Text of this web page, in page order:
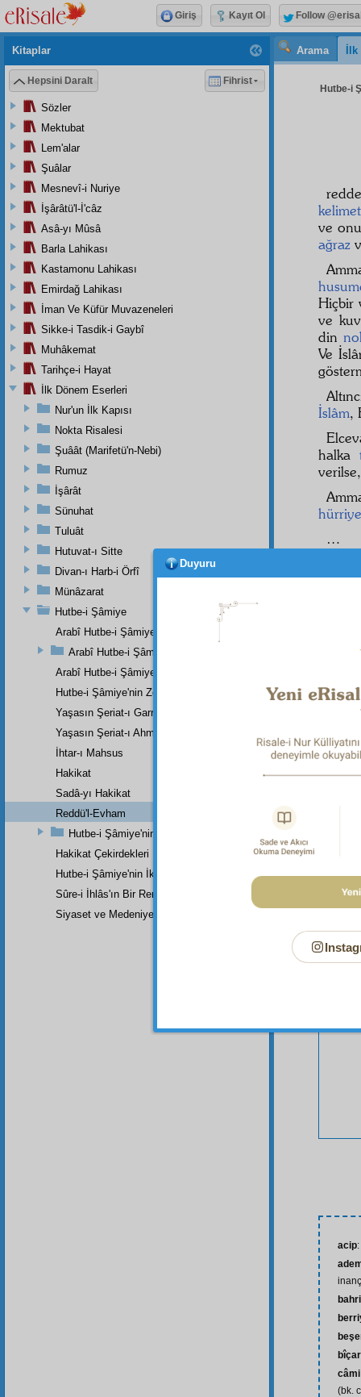
Arama
Hutbe-i
ve
ağraz
Hiçbir
ve
din
Ve
İslâm,
halka
…
Bu
acip
câmi
(bk.
Kitaplar
Hepsini Daralt Fihrist
Sözler
Mektubat
Lem'alar
Şuâlar
Mesnevî-i Nuriye
İşârâtü'l-İ'câz
Asâ-yı Mûsâ
Barla Lahikası
Kastamonu Lahikası
Emirdağ Lahikası
İman Ve Küfür Muvazeneleri
Sikke-i Tasdik-i Gaybî
Muhâkemat
Tarihçe-i Hayat
İlk Dönem Eserleri
Nur'un İlk Kapısı
Nokta Risalesi
Şuâât (Marifetü'n-Nebi)
Rumuz
İşârât
Sünuhat
Tuluât
Hutuvat-ı Sitte
Divan-ı Harb-i Örfî
Münâzarat
Hutbe-i Şâmiye
Arabî Hutbe-i Şâmiye'nin Mukaddemesi
Arabî Hutbe-i Şâmiye Eserinin Tercümesi
Arabî Hutbe-i Şâmiye'nin Zeylinin Kısa Bir Tercümesi
Hutbe-i Şâmiye'nin Zeylinin Zeyli
Yaşasın Şeriat-ı Garrâ
Yaşasın Şeriat-ı Ahmedî (a.s.m.)
İhtar-ı Mahsus
Hakikat
Sadâ-yı Hakikat
Reddü'l-Evham
Hutbe-i Şâmiye'nin Birinci Zeylinin Zeylinden Son Parçadır
Hakikat Çekirdekleri
Hutbe-i Şâmiye'nin İkinci Zeylinin İkinci Kısmı
Sûre-i İhlâs'ın Bir Remzi
Siyaset ve Medeniyetle İlgili Cevaplar
Giriş Kayıt Ol Follow
Duyuru